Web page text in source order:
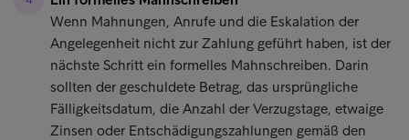
Wenn Mahnungen, Anrufe und die Eskalation der
Angelegenheit nicht zur Zahlung geführt haben, ist der
nächste Schritt ein formelles Mahnschreiben. Darin
sollten der geschuldete Betrag, das ursprüngliche
Fälligkeitsdatum, die Anzahl der Verzugstage, etwaige
Zinsen oder Entschädigungszahlungen gemäß den